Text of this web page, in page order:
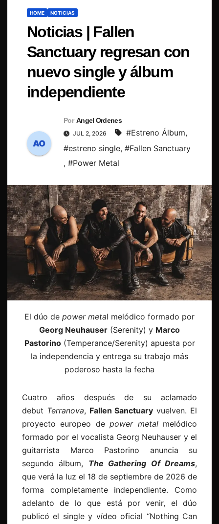
HOME NOTICIAS
Noticias | Fallen
Sanctuary regresan con
nuevo single y álbum
independiente
Por Angel Ordenes
JUL 2, 2026 #Estreno Álbum,
#estreno single, #Fallen Sanctuary
, #Power Metal
El dúo de power metal melódico formado por
Georg Neuhauser (Serenity) y Marco
Pastorino(Temperance/Serenity) apuesta por
la independencia y entrega su trabajo más
poderoso hasta la fecha
Cuatro años después de su aclamado
debut Terranova, Fallen Sanctuary vuelven. El
proyecto europeo depower metalmelódico
formado por el vocalista Georg Neuhauser y el
guitarrista Marco Pastorino anuncia su
segundo álbum, The Gathering Of Dreams,
que verá la luz el 18 de septiembre de 2026 de
forma completamente independiente. Como
adelanto de lo que está por venir, el dúo
publicó el single y vídeo oficial “Nothing Can